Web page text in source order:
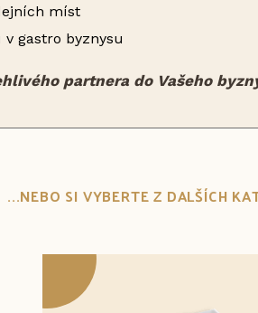
míst
gastro byznysu
partnera do Vašeho
...NEBO SI VYBERTE Z DALŠÍCH